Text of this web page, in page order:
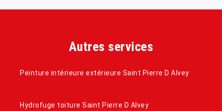
Autres services
Peinture intérieure extérieure Saint Pierre D Alvey
Hydrofuge toiture Saint Pierre D Alvey